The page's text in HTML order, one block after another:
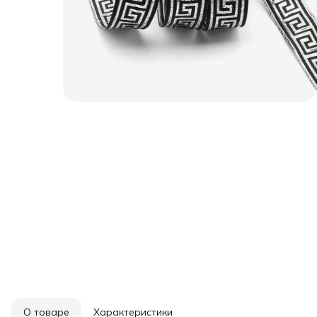
О товаре Характеристики